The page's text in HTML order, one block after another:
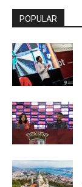
POPULAR